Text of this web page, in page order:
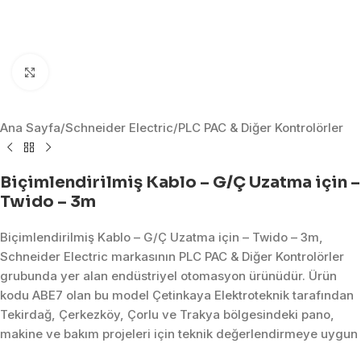
Ana Sayfa/Schneider Electric/PLC PAC & Diğer Kontrolörler
Biçimlendirilmiş Kablo – G/Ç Uzatma için –
Twido – 3m
Biçimlendirilmiş Kablo – G/Ç Uzatma için – Twido – 3m,
Schneider Electric markasının PLC PAC & Diğer Kontrolörler
grubunda yer alan endüstriyel otomasyon ürünüdür. Ürün
kodu ABE7 olan bu model Çetinkaya Elektroteknik tarafından
Tekirdağ, Çerkezköy, Çorlu ve Trakya bölgesindeki pano,
makine ve bakım projeleri için teknik değerlendirmeye uygun